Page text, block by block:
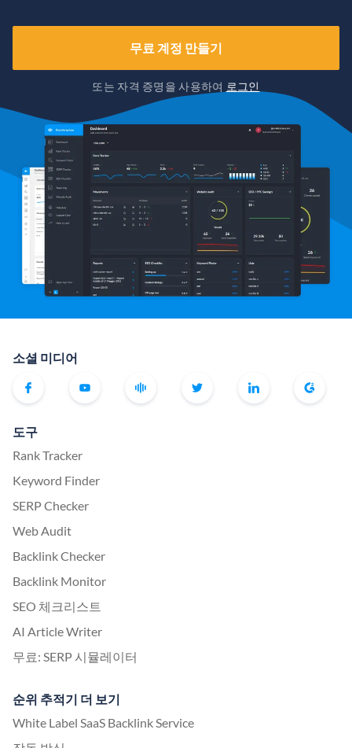
무료 계정 만들기
또는 자격 증명을 사용하여 로그인
소셜 미디어
도구
Rank Tracker
Keyword Finder
SERP Checker
Web Audit
Backlink Checker
Backlink Monitor
SEO 체크리스트
AI Article Writer
무료: SERP 시뮬레이터
순위 추적기 더 보기
White Label SaaS Backlink Service